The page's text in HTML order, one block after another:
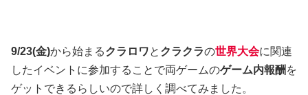
9/23(金)から始まるクラロワと クラクラの世界大会に関連
したイベントに参加することで両ゲームのゲーム内報酬 を
ゲットできるらしいので詳しく調べてみました。